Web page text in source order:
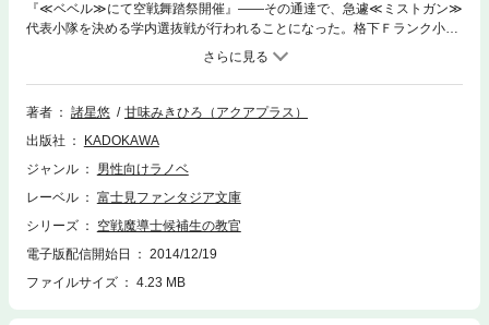
『≪ベベル≫にて空戦舞踏祭開催』――その通達で、急遽≪ミストガン≫
代表小隊を決める学内選抜戦が行われることになった。格下Ｆランク小隊
も選抜戦に参加を表明。するとクロエが教官補佐を名乗り出て――？
著者 諸星悠
甘味みきひろ（アクアプラス）
出版社
KADOKAWA
ジャンル
男性向けラノベ
レーベル
富士見ファンタジア文庫
シリーズ
空戦魔導士候補生の教官
電子版配信開始日
2014/12/19
ファイルサイズ
4.23 MB